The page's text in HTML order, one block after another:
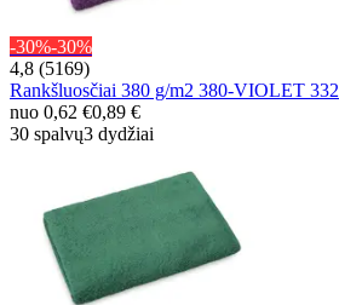
-30%-30%
4,8 (5169)
Rankšluosčiai 380 g/m2 380-VIOLET 332
nuo 0,62 €0,89 €
30 spalvų3 dydžiai